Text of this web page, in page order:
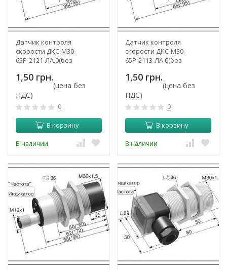
Датчик контроля
скорости ДКС-М30-
65Р-2121-ЛА.0(без
1,50 грн.
(цена без
НДС)
0
В корзину
В наличии
Датчик контроля
скорости ДКС-М30-
65Р-2113-ЛА.0(без
1,50 грн.
(цена без
НДС)
0
В корзину
В наличии